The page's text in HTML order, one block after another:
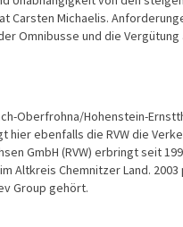
Carsten Michaelis.
Omnibusse und die
Oberfrohna/Hohenstein-
hier ebenfalls die RVW die
GmbH (RVW) erbringt seit
Altkreis Chemnitzer Land.
Group gehört.